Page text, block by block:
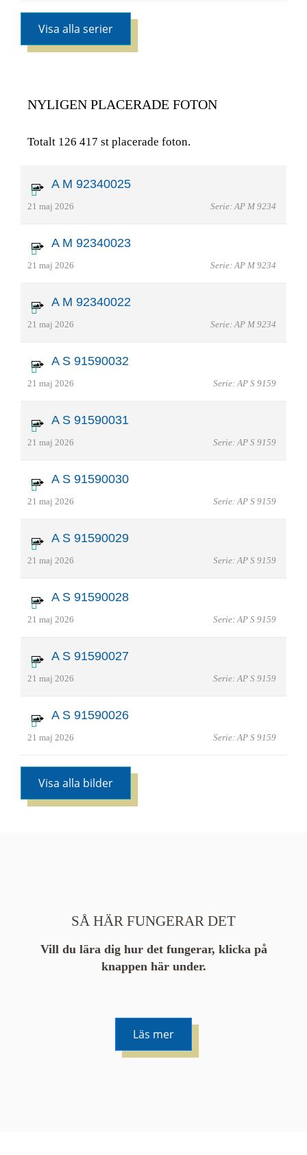
Visa alla serier
NYLIGEN PLACERADE FOTON
Totalt 126 417 st placerade foton.
A M 92340025
21 maj 2026 Serie: AP M 9234
A M 92340023
21 maj 2026 Serie: AP M 9234
A M 92340022
21 maj 2026 Serie: AP M 9234
A S 91590032
21 maj 2026 Serie: AP S 9159
A S 91590031
21 maj 2026 Serie: AP S 9159
A S 91590030
21 maj 2026 Serie: AP S 9159
A S 91590029
21 maj 2026 Serie: AP S 9159
A S 91590028
21 maj 2026 Serie: AP S 9159
A S 91590027
21 maj 2026 Serie: AP S 9159
A S 91590026
21 maj 2026 Serie: AP S 9159
Visa alla bilder
SÅ HÄR FUNGERAR DET
Vill du lära dig hur det fungerar, klicka på
knappen här under.
Läs mer